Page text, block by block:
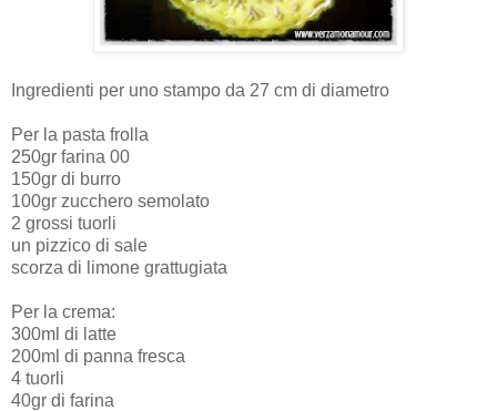
Ingredienti per uno stampo da 27 cm di diametro
Per la pasta frolla
250gr farina 00
150gr di burro
100gr zucchero semolato
2 grossi tuorli
un pizzico di sale
scorza di limone grattugiata
Per la crema:
300ml di latte
200ml di panna fresca
4 tuorli
40gr di farina